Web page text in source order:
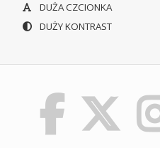
DUŻA CZCIONKA
DUŻY KONTRAST